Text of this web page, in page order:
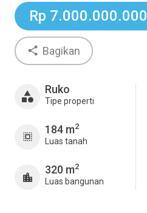
Rp 7.000.000.000
Bagikan
Ruko
Tipe properti
184 m2
Luas tanah
320 m2
Luas bangunan